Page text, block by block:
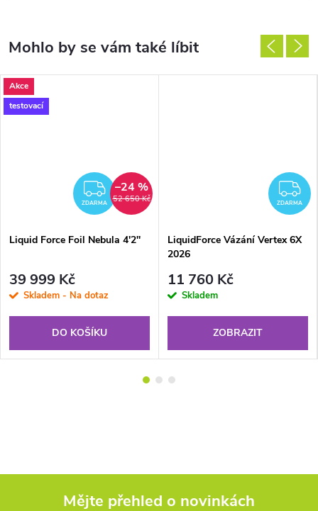
Akce
testovací
ZDARMA
ZDARMA 52 650 Kč
–24 %
Liquid Force Foil Nebula 4'2''
39 999 Kč
Skladem - Na dotaz
DO KOŠÍKU
ZDARMA
LiquidForce Vázání Vertex 6X
2026
11 760 Kč
Skladem
ZOBRAZIT
Mějte přehled o novinkách